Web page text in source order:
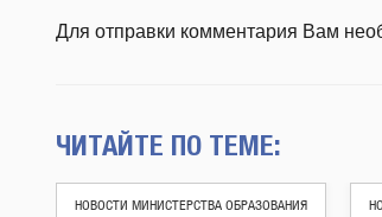
Для отправки комментария Вам
ЧИТАЙТЕ ПО ТЕМЕ:
НОВОСТИ МИНИСТЕРСТВА ОБРАЗОВАНИЯ